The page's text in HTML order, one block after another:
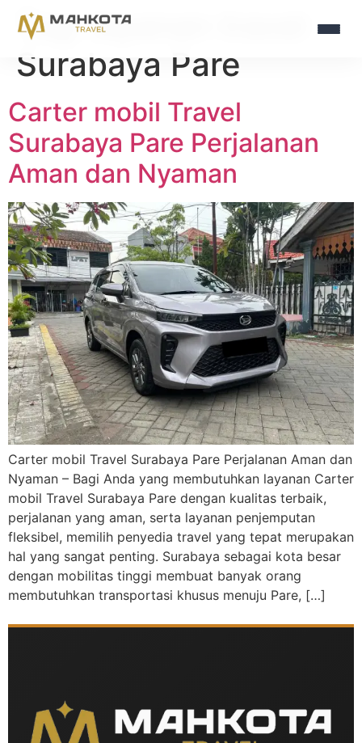
Tag:layanan travel
Surabaya Pare
Carter mobil Travel
Surabaya Pare Perjalanan
Aman dan Nyaman
Carter mobil Travel Surabaya Pare Perjalanan Aman dan
Nyaman – Bagi Anda yang membutuhkan layanan Carter
mobil Travel Surabaya Pare dengan kualitas terbaik,
perjalanan yang aman, serta layanan penjemputan
fleksibel, memilih penyedia travel yang tepat merupakan
hal yang sangat penting. Surabaya sebagai kota besar
dengan mobilitas tinggi membuat banyak orang
membutuhkan transportasi khusus menuju Pare, […]